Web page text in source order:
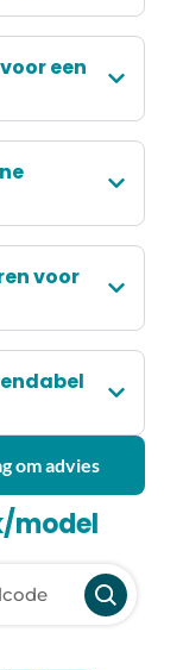
een
voor
om advies
model